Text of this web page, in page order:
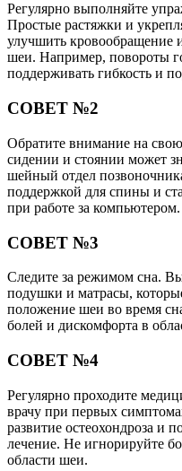
Регулярно выполняйте
Простые растяжки и
улучшить кровообращение
шеи. Например, повороты
поддерживать гибкость и
СОВЕТ №2
Обратите внимание на
сидении и стоянии может
шейный отдел
поддержкой для спины и
при работе за компьютером.
СОВЕТ №3
Следите за режимом сна.
подушки и матрасы,
положение шеи во время
болей и дискомфорта в
СОВЕТ №4
Регулярно проходите
врачу при первых
развитие остеохондроза и
лечение. Не игнорируйте
области шеи.